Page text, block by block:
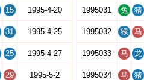
15 1995-4-20
31 1995-4-25
25 1995-4-27
29 1995-5-2
1995031 兔 猪
1995032 猴 马
1995033 马 龙
1995034 马 猪